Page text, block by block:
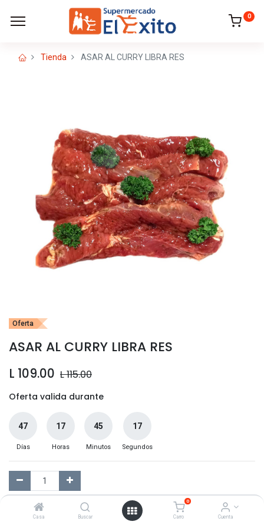
Casa Buscar
0
Carro Cuenta
0
Tienda ASAR AL CURRY LIBRA RES
Oferta
ASAR AL CURRY LIBRA RES
L 109.00 L115.00
Oferta valida durante
47
Días
17
Horas
45
Minutos
17
Segundos
Agregar al Carrito